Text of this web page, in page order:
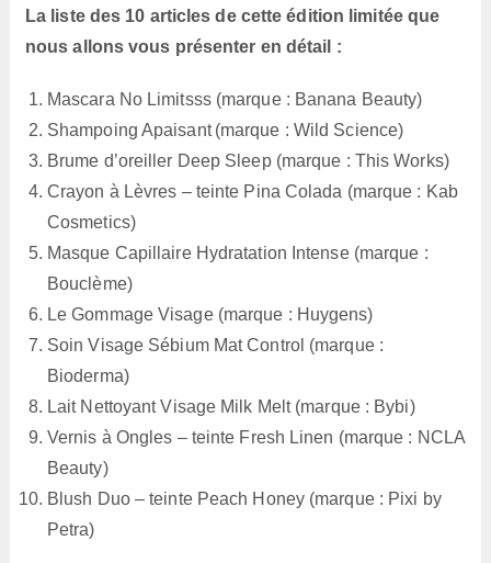
La liste des 10 articles de cette édition limitée que
nous allons vous présenter en détail :
Mascara No Limitsss (marque : Banana Beauty)
Shampoing Apaisant (marque : Wild Science)
Brume d’oreiller Deep Sleep (marque : This Works)
Crayon à Lèvres – teinte Pina Colada (marque : Kab
Cosmetics)
Masque Capillaire Hydratation Intense (marque :
Bouclème)
Le Gommage Visage (marque : Huygens)
Soin Visage Sébium Mat Control (marque :
Bioderma)
Lait Nettoyant Visage Milk Melt (marque : Bybi)
Vernis à Ongles – teinte Fresh Linen (marque : NCLA
Beauty)
Blush Duo – teinte Peach Honey (marque : Pixi by
Petra)